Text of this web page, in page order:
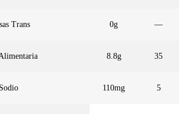
Trans 0g —
8.8g 35
Sodio 110mg 5